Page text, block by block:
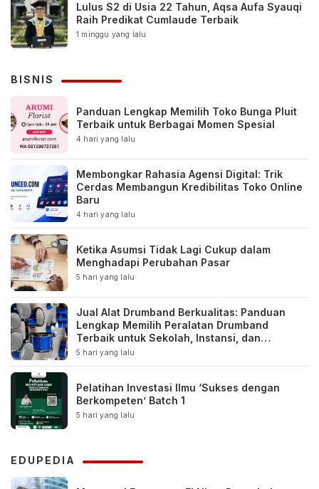
Lulus S2 di Usia 22 Tahun, Aqsa Aufa Syauqi
Raih Predikat Cumlaude Terbaik
1 minggu yang lalu
BISNIS
Panduan Lengkap Memilih Toko Bunga Pluit
Terbaik untuk Berbagai Momen Spesial
4 hari yang lalu
Membongkar Rahasia Agensi Digital: Trik
Cerdas Membangun Kredibilitas Toko Online
Baru
4 hari yang lalu
Ketika Asumsi Tidak Lagi Cukup dalam
Menghadapi Perubahan Pasar
5 hari yang lalu
Jual Alat Drumband Berkualitas: Panduan
Lengkap Memilih Peralatan Drumband
Terbaik untuk Sekolah, Instansi, dan
Komunitas
5 hari yang lalu
Pelatihan Investasi Ilmu ‘Sukses dengan
Berkompeten’ Batch 1
5 hari yang lalu
EDUPEDIA